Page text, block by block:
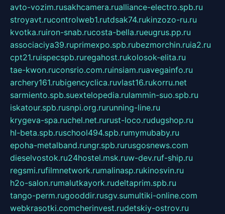
avto-vozim.rusakhcamera.rualliance-electro.spb.ru
stroyavt.rucontrolweb1.rutdsak74.rukinzozo-ru.ru
kvotka.ruiron-snab.rucosta-bella.rueugrus.pp.ru
associaciya39.ruprimexpo.spb.rubezmorchin.ruia2.ru
cpt21.ruispecspb.ruregahost.rukolosok-elita.ru
tae-kwon.ruconsrio.com.ruinsiam.ruavegainfo.ru
archery161.rubigencyclica.ruvlast16.rukorru.net
sarmiento.spb.suextelopedia.rulammin-suo.spb.ru
iskatour.spb.rusnpi.org.rurunning-line.ru
krygeva-spa.ruchel.net.rurust-loco.rudugshop.ru
hl-beta.spb.ruschool494.spb.rumymubaby.ru
epoha-metalband.rungr.spb.rurusgosnews.com
dieselvostok.ru24hostel.msk.ruw-dev.ruf-ship.ru
regsmi.rufilmnetwork.rumalinasp.rukinosvin.ru
h2o-salon.rumalutkayork.rudeltaprim.spb.ru
tango-perm.rugooddir.rusgv.sumultiki-online.com
webkrasotki.comcherinvest.rudetskiy-ostrov.ru